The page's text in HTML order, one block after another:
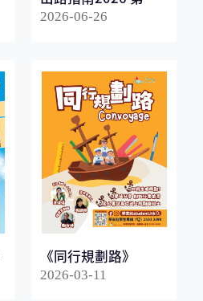
冊
2026-06-26
《同行規劃路》
2026-03-11